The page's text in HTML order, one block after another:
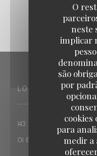
O
neste
implicar
são
por
cookies
para
medir a
LOCAL
143 Av. Victor Hugo
01 83 26 00 01